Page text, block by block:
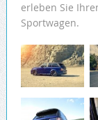
erleben Sie
Sportwagen.